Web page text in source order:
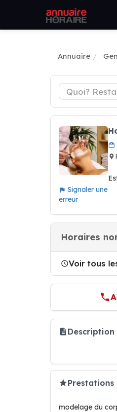
Annuaire
Signaler une
erreur
Horaires
Voir tous
modelage du